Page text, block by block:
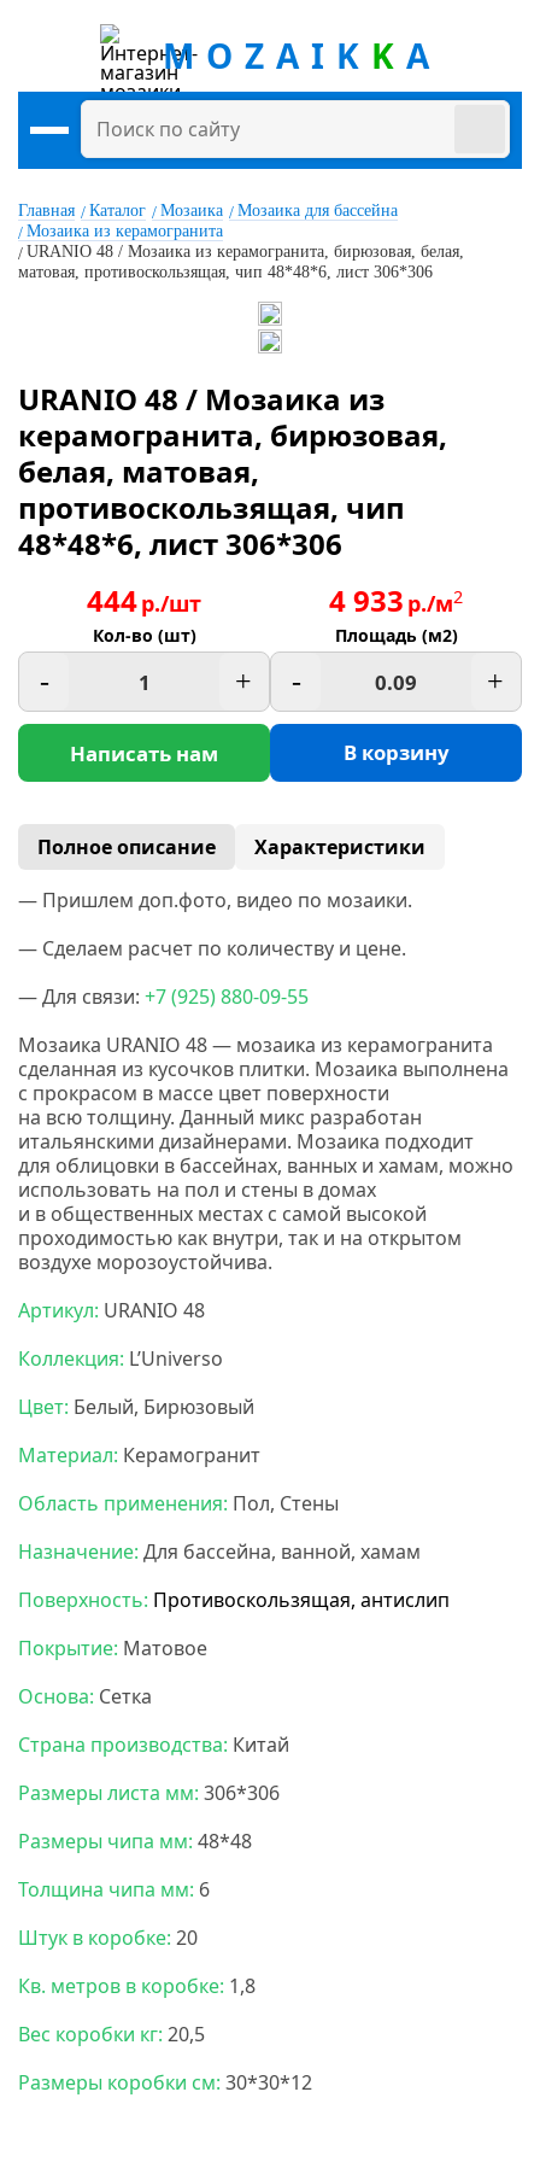
MOZAIK K A
Главная Каталог Мозаика
Мозаика для бассейна
Мозаика из керамогранита
URANIO 48 / Мозаика из керамогранита, бирюзовая, белая,
матовая, противоскользящая, чип 48*48*6, лист 306*306
URANIO 48 / Мозаика из
керамогранита, бирюзовая,
белая, матовая,
противоскользящая, чип
48*48*6, лист 306*306
444р./шт
Кол-во (шт)
- +
Написать нам
4 933 р./м2
Площадь (м2)
- +
В корзину
Полное описание
Характеристики
— Пришлем доп.фото, видео по мозаики.
— Сделаем расчет по количеству и цене.
— Для связи: +7(925) 880-09-55
Мозаика URANIO 48 — мозаика из керамогранита
сделанная из кусочков плитки. Мозаика выполнена
с прокрасом в массе цвет поверхности
на всю толщину. Данный микс разработан
итальянскими дизайнерами. Мозаика подходит
для облицовки в бассейнах, ванных и хамам, можно
использовать на пол и стены в домах
и в общественных местах с самой высокой
проходимостью как внутри, так и на открытом
воздухе морозоустойчива.
Артикул: URANIO 48
Коллекция: L’Universo
Цвет: Белый, Бирюзовый
Материал: Керамогранит
Область применения: Пол, Стены
Назначение: Для бассейна, ванной, хамам
Поверхность: Противоскользящая, антислип
Покрытие: Матовое
Основа: Сетка
Страна производства: Китай
Размеры листа мм: 306*306
Размеры чипа мм: 48*48
Толщина чипа мм: 6
Штук в коробке: 20
Кв. метров в коробке: 1,8
Вес коробки кг: 20,5
Размеры коробки см: 30*30*12